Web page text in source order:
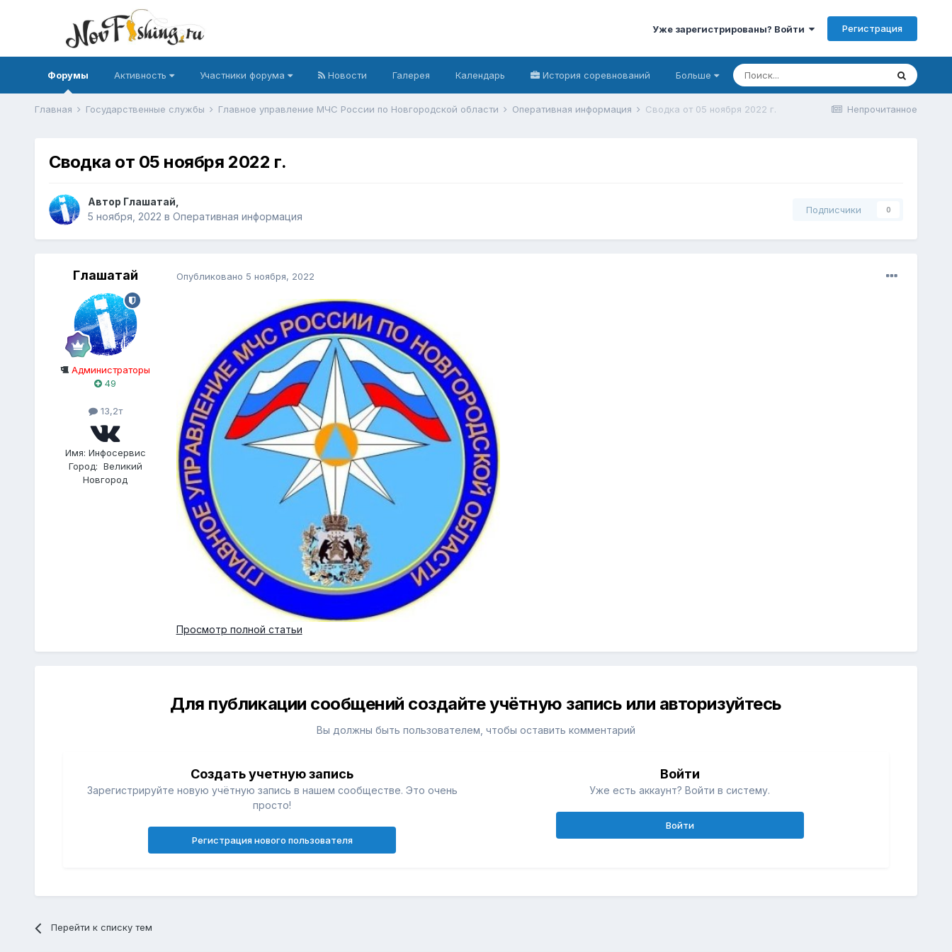
Уже зарегистрированы? Войти Регистрация
Форумы Активность Участники форума Новости Галерея Календарь История соревнований Больше
Непрочитанное
Главная Государственные службы Главное управление МЧС России по Новгородской области Оперативная информация Сводка от 05 ноября 2022 г.
Сводка от 05 ноября 2022 г.
Автор Глашатай
5 ноября, 2022 в Оперативная информация
Подписчики 0
Глашатай
Администраторы
49
13,2т
Имя: Инфосервис
Город: Великий
Новгород
Опубликовано 5 ноября, 2022
Просмотр полной статьи
Для публикации сообщений создайте учётную запись или авторизуйтесь
Вы должны быть пользователем, чтобы оставить комментарий
Создать учетную запись
Зарегистрируйте новую учётную запись в нашем сообществе. Это очень
просто!
Регистрация нового пользователя
Войти
Уже есть аккаунт? Войти в систему.
Войти
Перейти к списку тем